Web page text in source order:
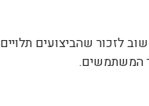
לזכור שהביצועים תלויים